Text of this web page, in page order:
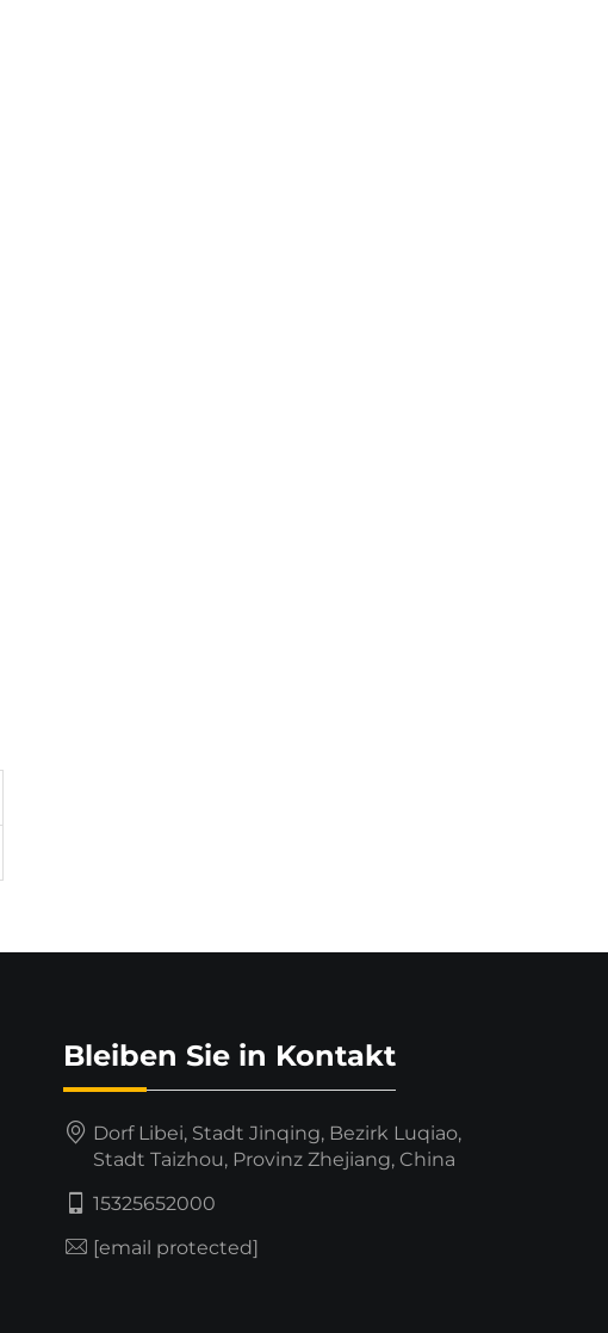
Bleiben Sie in Kontakt
Dorf Libei, Stadt Jinqing, Bezirk Luqiao,
Stadt Taizhou, Provinz Zhejiang, China
15325652000
[email protected]